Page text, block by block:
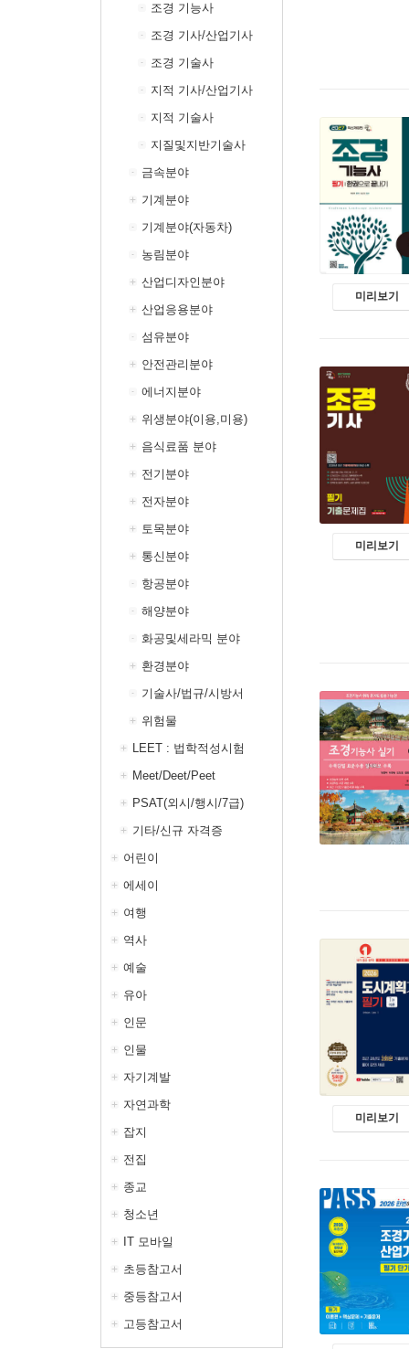
조경 기능사
조경 기사/산업기사
조경 기술사
지적 기사/산업기사
지적 기술사
지질및지반기술사
금속분야
기계분야
기계분야(자동차)
농림분야
산업디자인분야
산업응용분야
섬유분야
안전관리분야
에너지분야
위생분야(이용,미용)
음식료품 분야
전기분야
전자분야
토목분야
통신분야
항공분야
해양분야
화공및세라믹 분야
환경분야
기술사/법규/시방서
위험물
LEET : 법학적성시험
Meet/Deet/Peet
PSAT(외시/행시/7급)
기타/신규 자격증
어린이
에세이
여행
역사
예술
유아
인문
인물
자기계발
자연과학
잡지
전집
종교
청소년
IT 모바일
초등참고서
중등참고서
고등참고서
미리보기
미리보기
미리보기